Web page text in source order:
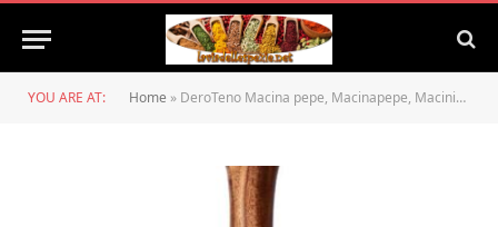
YOU ARE AT: Home » DeroTeno Macina pepe, Macinapepe, Macinino in ceramica dura e regolabile, Legno di acacia, Altezza 30 cm